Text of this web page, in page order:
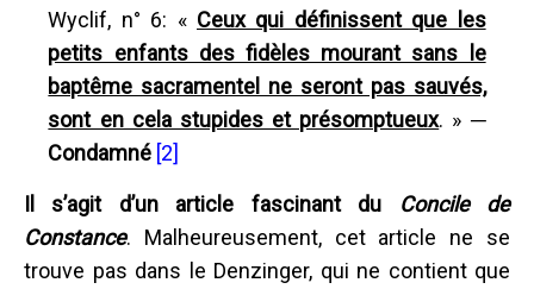
Wyclif, n° 6: « Ceux qui définissent que les
petits enfants des fidèles mourant sans le
baptême sacramentel ne seront pas sauvés,
sont en cela stupides et présomptueux. » ─
Condamné [2]
Il s’agit d’un article fascinant du
Concile de
Constance. Malheureusement, cet article ne se
trouve pas dans le Denzinger, qui ne contient que